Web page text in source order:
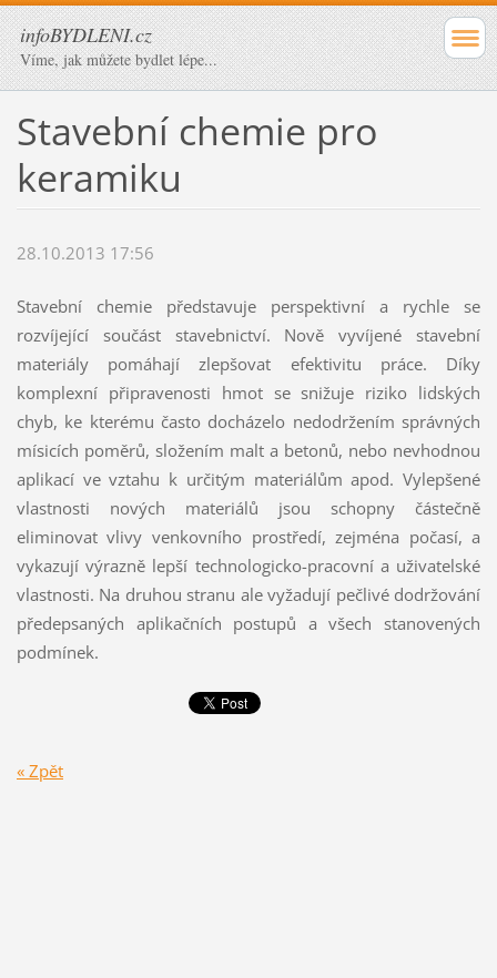
infoBYDLENI.cz
Víme, jak můžete bydlet lépe...
Stavební chemie pro
keramiku
28.10.2013 17:56
Stavební chemie představuje perspektivní a rychle se
rozvíjející součást stavebnictví. Nově vyvíjené stavební
materiály pomáhají zlepšovat efektivitu práce. Díky
komplexní připravenosti hmot se snižuje riziko lidských
chyb, ke kterému často docházelo nedodržením správných
mísicích poměrů, složením malt a betonů, nebo nevhodnou
aplikací ve vztahu k určitým materiálům apod. Vylepšené
vlastnosti nových materiálů jsou schopny částečně
eliminovat vlivy venkovního prostředí, zejména počasí, a
vykazují výrazně lepší technologicko-pracovní a uživatelské
vlastnosti. Na druhou stranu ale vyžadují pečlivé dodržování
předepsaných aplikačních postupů a všech stanovených
podmínek.
« Zpět